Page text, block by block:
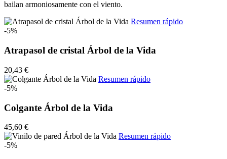
bailan armoniosamente con el viento.
Resumen rápido
-5%
Atrapasol de cristal Árbol de la Vida
20,43 €
Resumen rápido
-5%
Colgante Árbol de la Vida
45,60 €
Resumen rápido
-5%